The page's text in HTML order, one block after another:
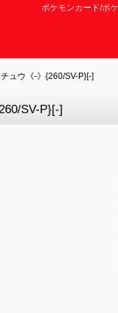
ポケモンカード/ポ
ュウ《-》{260/SV-P}[-]
SV-P}[-]